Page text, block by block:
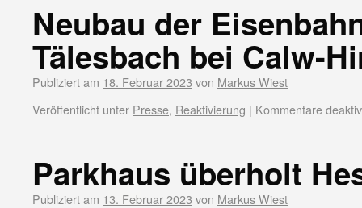
Neubau der
Tälesbach bei Calw-
Publiziert am 18. Februar 2023 von Markus Wiest
Veröffentlicht unter Presse, Reaktivierung | Kommentare
Parkhaus überholt
Publiziert am 13. Februar 2023 von Markus Wiest